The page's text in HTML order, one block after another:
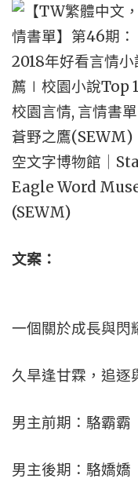
文案：
一個關於成長與閃
久旱逢甘霖，追逐
男主前期：駱霸霸
男主後期：駱嬌嬌